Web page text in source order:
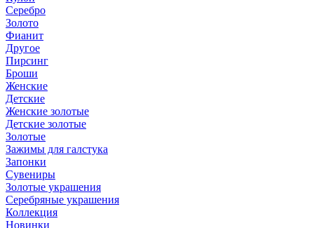
Серебро
Золото
Фианит
Другое
Пирсинг
Броши
Женские
Детские
Женские золотые
Детские золотые
Золотые
Зажимы для галстука
Запонки
Сувениры
Золотые украшения
Серебряные украшения
Коллекция
Новинки